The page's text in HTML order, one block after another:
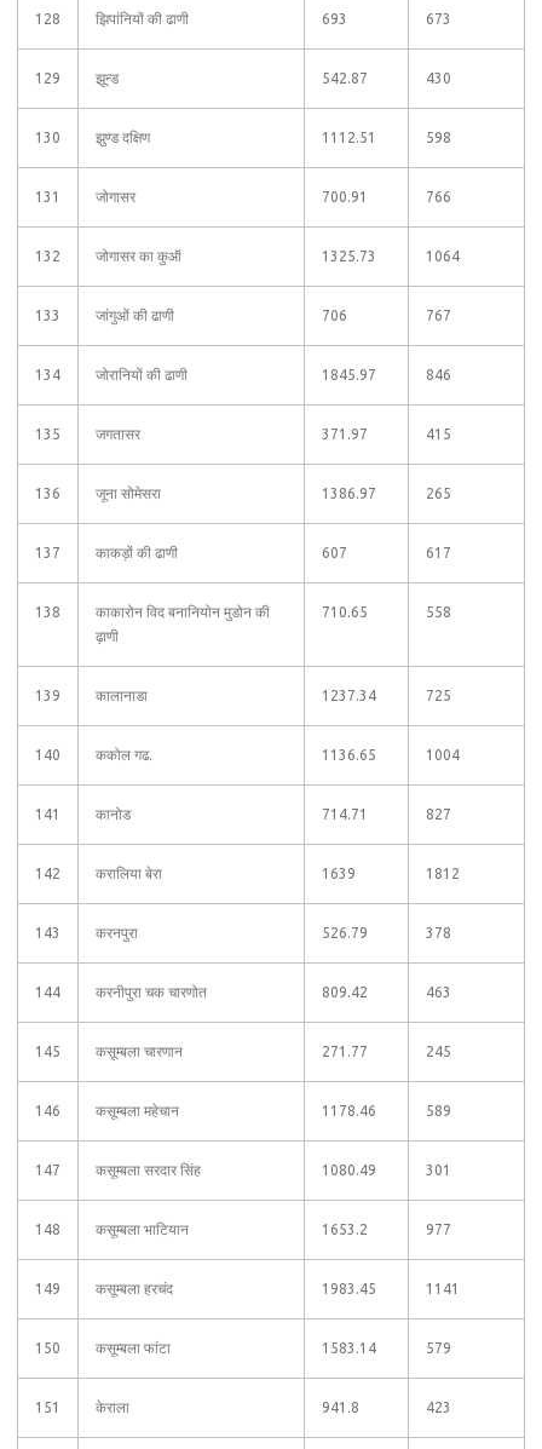
128 झिपांनियों की ढाणी 693 673
129 झून्ड 542.87 430
130 झुण्ड दक्षिण 1112.51 598
131 जोगासर 700.91 766
132 जोगासर का कुऑ 1325.73 1064
133 जांगुओं की ढाणी 706 767
134 जोरानियों की ढाणी 1845.97 846
135 जगतासर 371.97 415
136 जूना सोमेसरा 1386.97 265
137 काकड़ों की ढाणी 607 617
138
काकारोन विद बनानियोन मुडोन की
ढ़ाणी
710.65 558
139 कालानाडा 1237.34 725
140 ककोल गढ. 1136.65 1004
141 कानोड 714.71 827
142 करालिया बेरा 1639 1812
143 करनपुरा 526.79 378
144 करनीपुरा चक चारणोत 809.42 463
145 कसूम्बला चारणान 271.77 245
146 कसूम्बला महेचान 1178.46 589
147 कसूम्बला सरदार सिंह 1080.49 301
148 कसूम्बला भाटियान 1653.2 977
149 कसूम्बला हरचंद 1983.45 1141
150 कसूम्बला फांटा 1583.14 579
151 केराला 941.8 423